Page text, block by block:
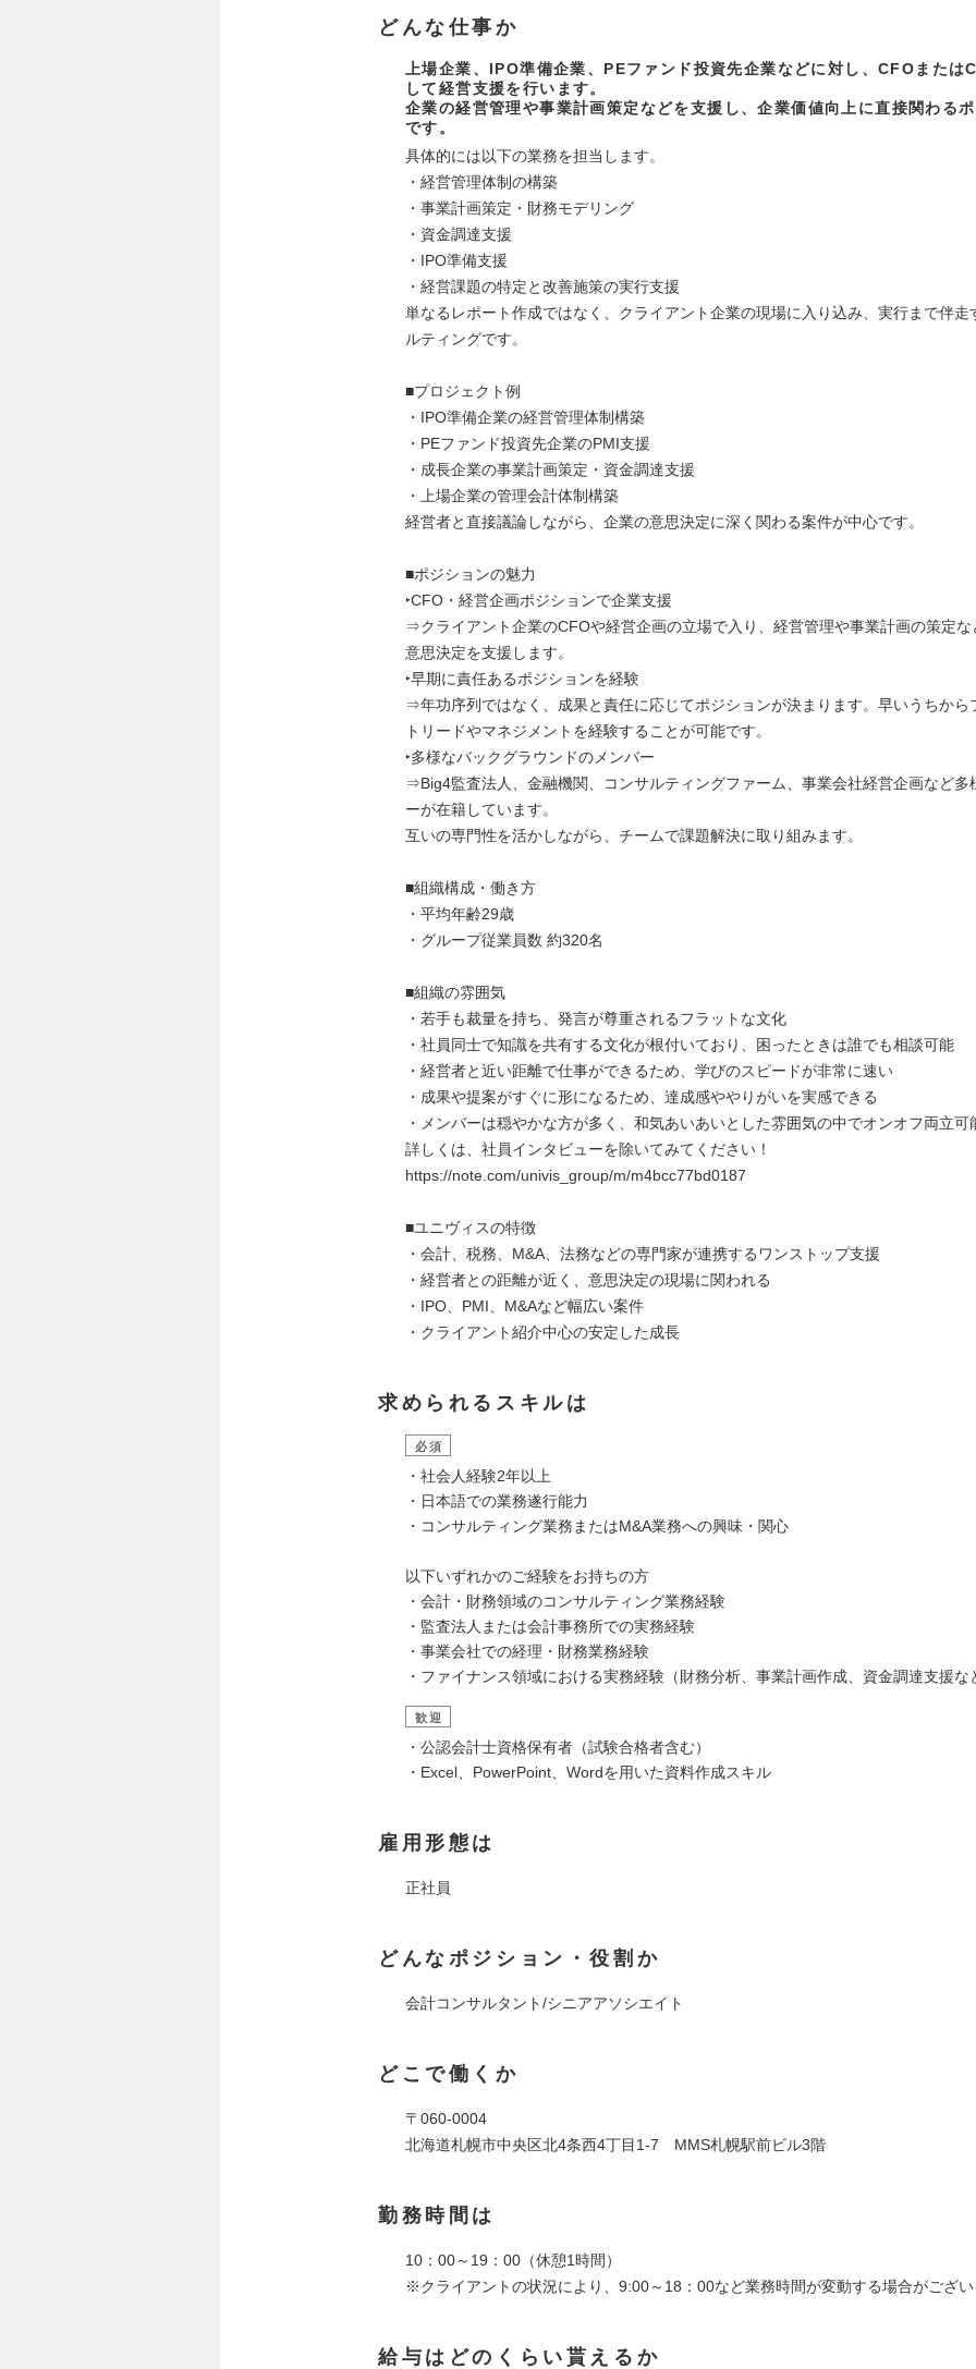
どんな仕事か
上場企業、IPO準備企業、PEファンド投資先企業などに対し、CFOまたは
して経営支援を行います。
企業の経営管理や事業計画策定などを支援し、企業価値向上に直接関わる
です。
具体的には以下の業務を担当します。
・経営管理体制の構築
・事業計画策定・財務モデリング
・資金調達支援
・IPO準備支援
・経営課題の特定と改善施策の実行支援
単なるレポート作成ではなく、クライアント企業の現場に入り込み、実行まで伴走
ルティングです。
■プロジェクト例
・IPO準備企業の経営管理体制構築
・PEファンド投資先企業のPMI支援
・成長企業の事業計画策定・資金調達支援
・上場企業の管理会計体制構築
経営者と直接議論しながら、企業の意思決定に深く関わる案件が中心です。
■ポジションの魅力
‣CFO・経営企画ポジションで企業支援
⇒クライアント企業のCFOや経営企画の立場で入り、経営管理や事業計画の策定な
意思決定を支援します。
‣早期に責任あるポジションを経験
⇒年功序列ではなく、成果と責任に応じてポジションが決まります。早いうちから
トリードやマネジメントを経験することが可能です。
‣多様なバックグラウンドのメンバー
⇒Big4監査法人、金融機関、コンサルティングファーム、事業会社経営企画など多
ーが在籍しています。
互いの専門性を活かしながら、チームで課題解決に取り組みます。
■組織構成・働き方
・平均年齢29歳
・グループ従業員数 約320名
■組織の雰囲気
・若手も裁量を持ち、発言が尊重されるフラットな文化
・社員同士で知識を共有する文化が根付いており、困ったときは誰でも相談可能
・経営者と近い距離で仕事ができるため、学びのスピードが非常に速い
・成果や提案がすぐに形になるため、達成感ややりがいを実感できる
・メンバーは穏やかな方が多く、和気あいあいとした雰囲気の中でオンオフ両立可
詳しくは、社員インタビューを除いてみてください！
https://note.com/univis_group/m/m4bcc77bd0187
■ユニヴィスの特徴
・会計、税務、M&A、法務などの専門家が連携するワンストップ支援
・経営者との距離が近く、意思決定の現場に関われる
・IPO、PMI、M&Aなど幅広い案件
・クライアント紹介中心の安定した成長
求められるスキルは
必須
・社会人経験2年以上
・日本語での業務遂行能力
・コンサルティング業務またはM&A業務への興味・関心
以下いずれかのご経験をお持ちの方
・会計・財務領域のコンサルティング業務経験
・監査法人または会計事務所での実務経験
・事業会社での経理・財務業務経験
・ファイナンス領域における実務経験（財務分析、事業計画作成、資金調達支援な
歓迎
・公認会計士資格保有者（試験合格者含む）
・Excel、PowerPoint、Wordを用いた資料作成スキル
雇用形態は
正社員
どんなポジション・役割か
会計コンサルタント/シニアアソシエイト
どこで働くか
〒060-0004
北海道札幌市中央区北4条西4丁目1-7 MMS札幌駅前ビル3階
勤務時間は
10：00～19：00（休憩1時間）
※クライアントの状況により、9:00～18：00など業務時間が変動する場合がござ
給与はどのくらい貰えるか